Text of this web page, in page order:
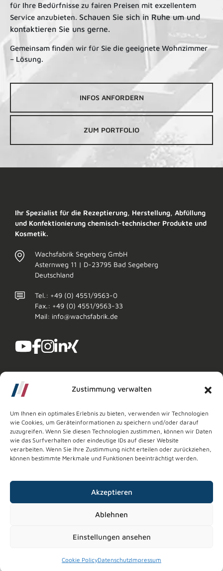
Zustimmung verwalten
Um Ihnen ein optimales Erlebnis zu bieten, verwenden wir Technologien
wie Cookies, um Geräteinformationen zu speichern und/oder darauf
zuzugreifen. Wenn Sie diesen Technologien zustimmen, können wir Daten
wie das Surfverhalten oder eindeutige IDs auf dieser Website
verarbeiten. Wenn Sie Ihre Zustimmung nicht erteilen oder zurückziehen,
können bestimmte Merkmale und Funktionen beeinträchtigt werden.
Akzeptieren
Ablehnen
Einstellungen ansehen
Cookie PolicyDatenschutzImpressum
für Ihre Bedürfnisse zu fairen Preisen mit exzellentem
Service anzubieten. Schauen Sie sich in Ruhe um und
kontaktieren Sie uns gerne.
Gemeinsam finden wir für Sie die geeignete Wohnzimmer
– Lösung.
INFOS ANFORDERN
ZUM PORTFOLIO
Ihr Spezialist für die Rezeptierung, Herstellung, Abfüllung
und Konfektionierung chemisch-technischer Produkte und
Kosmetik.
Wachsfabrik Segeberg GmbH
Asternweg 11 | D-23795 Bad Segeberg
Deutschland
Tel.: +49 (0) 4551/9563-0
Fax.: +49 (0) 4551/9563-33
Mail: info@wachsfabrik.de
Copyright © 2026Wachsfabrik Segeberg GmbH
Impressum
Datenschutz AVB